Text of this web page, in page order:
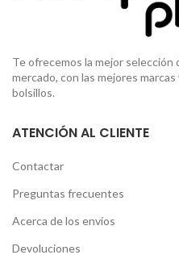
Te ofrecemos la mejor
mercado, con las mejores
bolsillos.
ATENCIÓN AL CLIENTE
Contactar
Preguntas frecuentes
Acerca de los envíos
Devoluciones